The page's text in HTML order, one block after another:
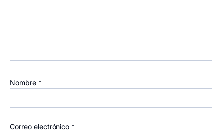
Nombre *
Correo electrónico *